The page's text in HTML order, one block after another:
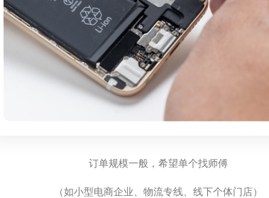
订单规模一般，希望单个找师傅
（如小型电商企业、物流专线、线下个体门店）